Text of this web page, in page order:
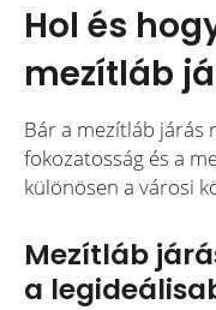
Hol és
mezítláb
Bár a mezítláb járás
fokozatosság és a
különösen a városi
Mezítláb
a